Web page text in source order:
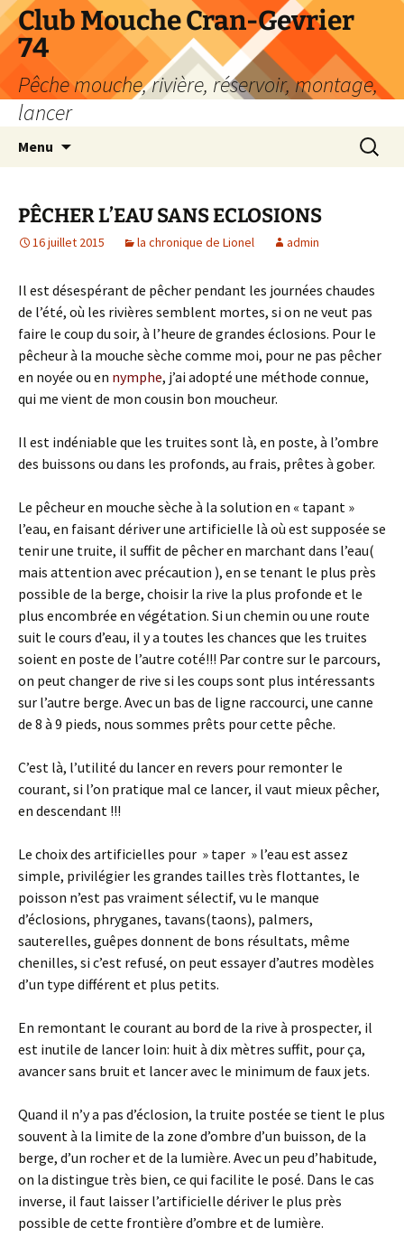
Aller
au
contenu
Club Mouche Cran-Gevrier
74
Pêche mouche, rivière, réservoir, montage,
lancer
Menu
PÊCHER L’EAU SANS ECLOSIONS
16 juillet 2015 la chronique de Lionel admin
Il est désespérant de pêcher pendant les journées chaudes
de l’été, où les rivières semblent mortes, si on ne veut pas
faire le coup du soir, à l’heure de grandes éclosions. Pour le
pêcheur à la mouche sèche comme moi, pour ne pas pêcher
en noyée ou en nymphe, j’ai adopté une méthode connue,
qui me vient de mon cousin bon moucheur.
Il est indéniable que les truites sont là, en poste, à l’ombre
des buissons ou dans les profonds, au frais, prêtes à gober.
Le pêcheur en mouche sèche à la solution en « tapant »
l’eau, en faisant dériver une artificielle là où est supposée se
tenir une truite, il suffit de pêcher en marchant dans l’eau(
mais attention avec précaution ), en se tenant le plus près
possible de la berge, choisir la rive la plus profonde et le
plus encombrée en végétation. Si un chemin ou une route
suit le cours d’eau, il y a toutes les chances que les truites
soient en poste de l’autre coté!!! Par contre sur le parcours,
on peut changer de rive si les coups sont plus intéressants
sur l’autre berge. Avec un bas de ligne raccourci, une canne
de 8 à 9 pieds, nous sommes prêts pour cette pêche.
C’est là, l’utilité du lancer en revers pour remonter le
courant, si l’on pratique mal ce lancer, il vaut mieux pêcher,
en descendant !!!
Le choix des artificielles pour » taper » l’eau est assez
simple, privilégier les grandes tailles très flottantes, le
poisson n’est pas vraiment sélectif, vu le manque
d’éclosions, phryganes, tavans(taons), palmers,
sauterelles, guêpes donnent de bons résultats, même
chenilles, si c’est refusé, on peut essayer d’autres modèles
d’un type différent et plus petits.
En remontant le courant au bord de la rive à prospecter, il
est inutile de lancer loin: huit à dix mètres suffit, pour ça,
avancer sans bruit et lancer avec le minimum de faux jets.
Quand il n’y a pas d’éclosion, la truite postée se tient le plus
souvent à la limite de la zone d’ombre d’un buisson, de la
berge, d’un rocher et de la lumière. Avec un peu d’habitude,
on la distingue très bien, ce qui facilite le posé. Dans le cas
inverse, il faut laisser l’artificielle dériver le plus près
possible de cette frontière d’ombre et de lumière.